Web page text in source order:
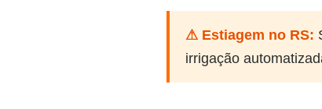
⚠ Estiagem no RS:
irrigação